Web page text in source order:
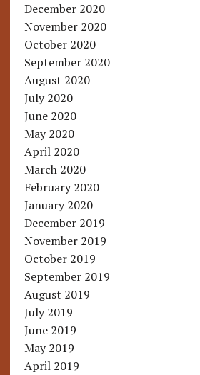
December 2020
November 2020
October 2020
September 2020
August 2020
July 2020
June 2020
May 2020
April 2020
March 2020
February 2020
January 2020
December 2019
November 2019
October 2019
September 2019
August 2019
July 2019
June 2019
May 2019
April 2019